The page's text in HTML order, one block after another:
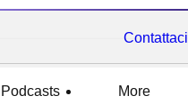
Contattaci
Podcasts
More